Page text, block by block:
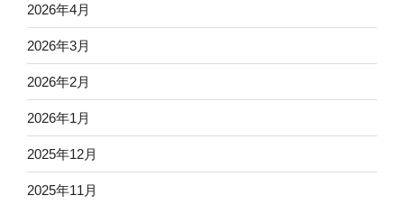
2026年4月
2026年3月
2026年2月
2026年1月
2025年12月
2025年11月